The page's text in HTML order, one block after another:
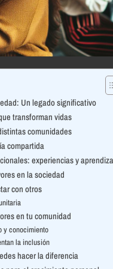
Un legado significativo
transforman vidas
comunidades
compartida
experiencias y
en la sociedad
con otros
en tu comunidad
y conocimiento
la inclusión
hacer la diferencia